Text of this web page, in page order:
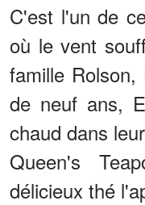
C'est l'un de
où le vent
famille
de neuf ans,
chaud dans
Queen's
délicieux thé